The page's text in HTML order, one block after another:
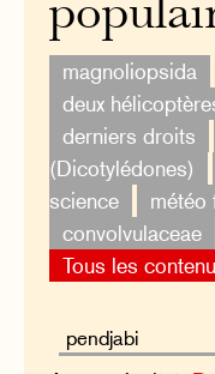
magnoliopsida
deux
derniers droits
(Dicotylédones)
science
météo
convolvulaceae
Tous les